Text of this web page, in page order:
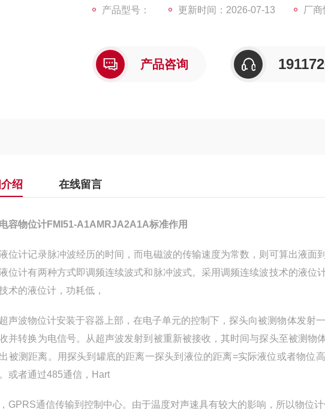
产品型号： 更新时间：2026-07-13 厂
产品咨询
绍 在线留言
容物位计FMI51-A1AMRJA2A1A标准作用
位计记录脉冲波经历的时间，而电磁波的传输速度为常数，则可算出液面
位计有两种方式即调频连续波式和脉冲波式。采用调频连续波技术的液位
术的液位计，功耗低，
声波物位计安装于容器上部，在电子单元的控制下，探头向被测物体发射
并转换为电信号。从超声波发射到被重新被接收，其时间与探头至被测物
被测距离。用探头到罐底的距离一探头到液位的距离=实际液位或者物位
或者通过485通信，Hart
GPRS通信传输到控制中心。由于温度对声速具有较大的影响，所以物位